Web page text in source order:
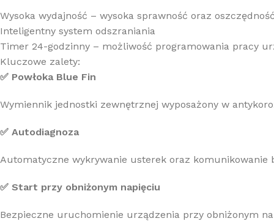
Wysoka wydajność – wysoka sprawność oraz
Inteligentny system odszraniania
Timer 24-godzinny – możliwość programowania pracy
Kluczowe zalety:
✅ Powłoka Blue Fin
Wymiennik jednostki zewnętrznej wyposażony w
✅ Autodiagnoza
Automatyczne wykrywanie usterek oraz komunikowanie
✅ Start przy obniżonym napięciu
Bezpieczne uruchomienie urządzenia przy obniżonym